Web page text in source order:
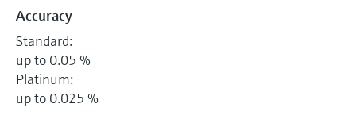
Accuracy
Standard:
up to 0.05 %
Platinum:
up to 0.025 %